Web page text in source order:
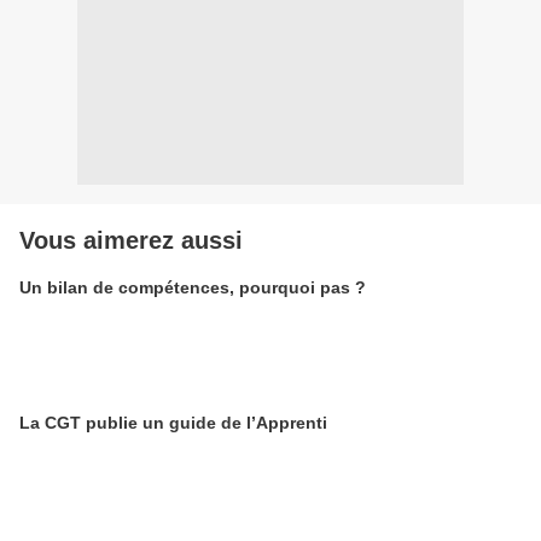
Vous aimerez aussi
Un bilan de compétences, pourquoi pas ?
La CGT publie un guide de l’Apprenti